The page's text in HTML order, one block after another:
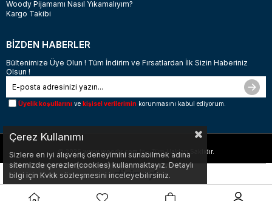
Woody Pijamamı Nasıl Yıkamalıyım?
Kargo Takibi
BİZDEN HABERLER
Bültenimize Üye Olun ! Tüm İndirim ve Fırsatlardan İlk Sizin Haberiniz
Olsun !
Üyelik koşullarını ve kişisel verilerimin korunmasını kabul ediyorum.
© 2026 www.woody.com.tr - Tüm Hakları Saklıdır.
Çerez Kullanımı
Sizlere en iyi alışveriş deneyimini sunabilmek adına
sitemizde çerezler(cookies) kullanmaktayız. Detaylı
bilgi için Kvkk sözleşmesini inceleyebilirsiniz.